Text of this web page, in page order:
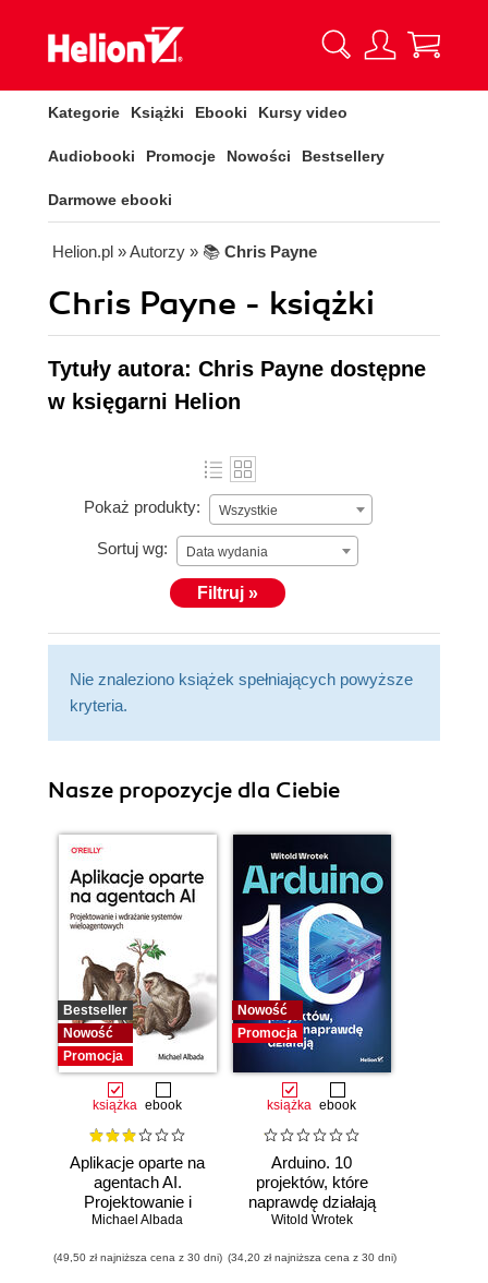
Kategorie Książki Ebooki Kursy video
Audiobooki Promocje Nowości Bestsellery
Darmowe ebooki
Helion.pl » Autorzy » 📚 Chris Payne
Chris Payne - książki
Tytuły autora: Chris Payne dostępne
w księgarni Helion
Pokaż produkty: Wszystkie
Sortuj wg: Data wydania
Filtruj »
Nie znaleziono książek spełniających powyższe
kryteria.
Nasze propozycje dla Ciebie
Bestseller
Nowość
Promocja
książka ebook
Aplikacje oparte na
agentach AI.
Projektowanie i
wdrażanie
wieloagentowych
Michael Albada
(49,50 zł najniższa cena z 30 dni)
Nowość
Promocja
książka ebook
Arduino. 10
projektów, które
naprawdę działają
Witold Wrotek
(34,20 zł najniższa cena z 30 dni)